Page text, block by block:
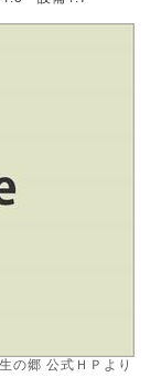
の郷 公式ＨＰより